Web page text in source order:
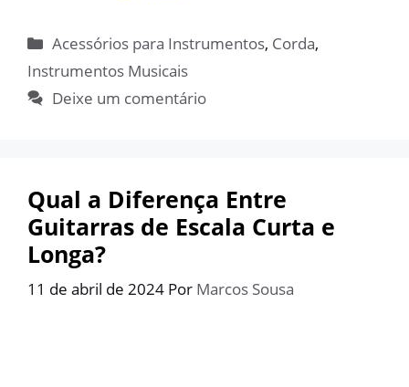
Categorias
Acessórios para Instrumentos, Corda,
Instrumentos Musicais
Deixe um comentário
Qual a Diferença Entre
Guitarras de Escala Curta e
Longa?
11 de abril de 2024 Por Marcos Sousa